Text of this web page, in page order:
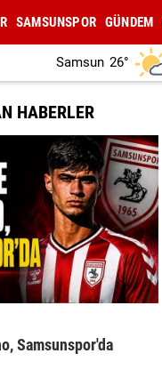
SAMSUNSPOR GÜNDEM
Samsun 26°
HABERLER
Samsunspor'da